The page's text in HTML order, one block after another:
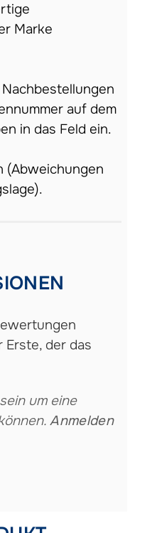
Marke
auf dem
in das Feld ein.
(Abweichungen
Erste, der das
um eine
Anmelden